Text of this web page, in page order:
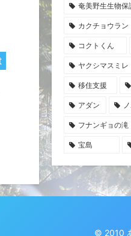
奄美野生生物保
カクチョウラン
コクトくん
ヤクシマスミレ
移住支援
アダン
フナンギョの滝
宝島
© 2010